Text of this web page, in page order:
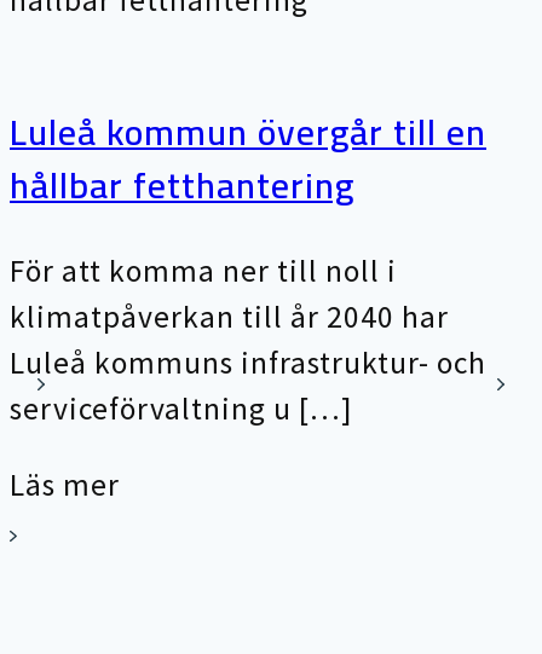
Luleå kommun övergår till en
hållbar fetthantering
För att komma ner till noll i
klimatpåverkan till år 2040 har
Luleå kommuns infrastruktur- och
serviceförvaltning u […]
Läs mer